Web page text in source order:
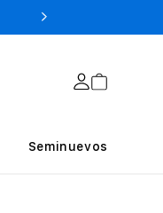
Seminuevos